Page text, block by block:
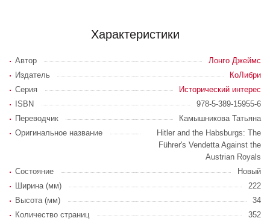
Характеристики
Автор
Лонго Джеймс
Издатель
КоЛибри
Серия
Исторический интерес
ISBN
978-5-389-15955-6
Переводчик
Камышникова Татьяна
Оригинальное название
Hitler and the Habsburgs: The
Führer's Vendetta Against the
Austrian Royals
Состояние
Новый
Ширина (мм)
222
Высота (мм)
34
Количество страниц
352